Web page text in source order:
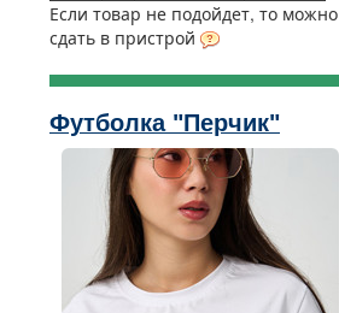
Если товар не подойдет, то можно
сдать в пристрой
Футболка "Перчик"